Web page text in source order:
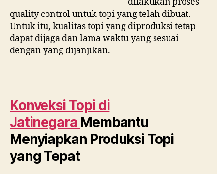
quality control untuk topi yang telah dibuat.
Untuk itu, kualitas topi yang diproduksi tetap
dapat dijaga dan lama waktu yang sesuai
dengan yang dijanjikan.
Konveksi Topi di
Jatinegara Membantu
Menyiapkan Produksi Topi
yang Tepat